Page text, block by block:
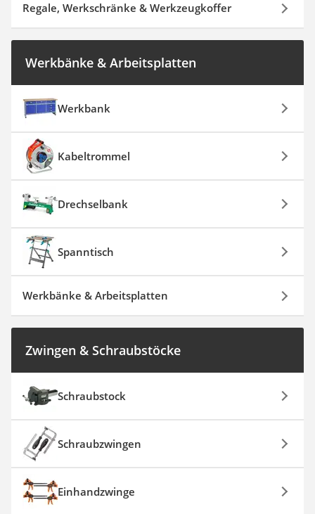
Regale, Werkschränke & Werkzeugkoffer
Werkbänke & Arbeitsplatten
Werkbank
Kabeltrommel
Drechselbank
Spanntisch
Werkbänke & Arbeitsplatten
Zwingen & Schraubstöcke
Schraubstock
Schraubzwingen
Einhandzwinge